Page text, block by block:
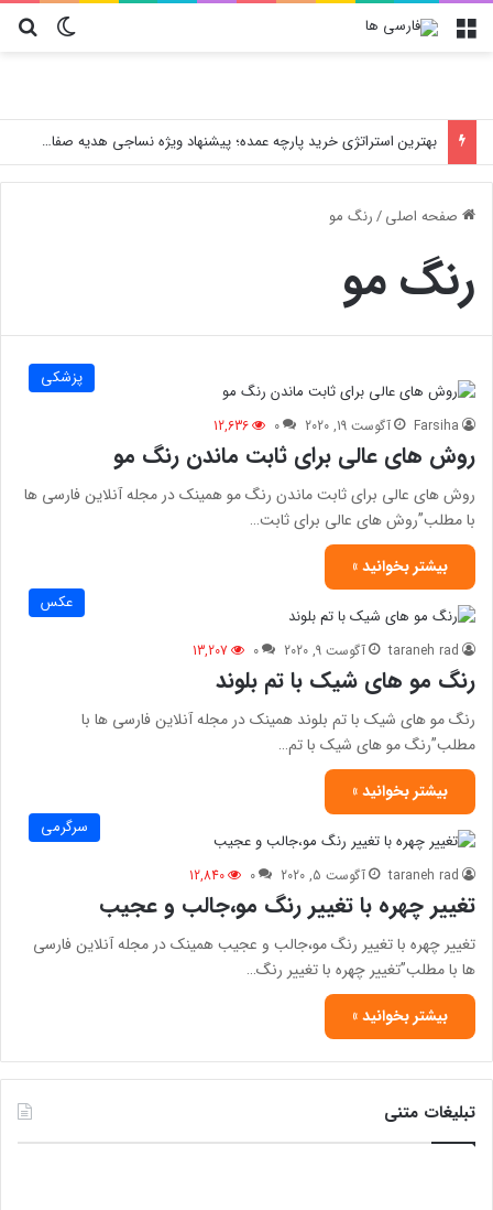
تغییر منو
بهترین استراتژی خرید پارچه عمده؛ پیشنهاد ویژه نساجی هدیه صفاهان برای تولید کنندگان لباس و پوشاک در ایران
صفحه اصلی/رنگ مو
رنگ مو
پزشکی
Farsiha آگوست 19, 2020 0
12,636
روش های عالی برای ثابت ماندن رنگ مو
روش های عالی برای ثابت ماندن رنگ مو همینک در مجله آنلاین فارسی ها
با مطلب”روش های عالی برای ثابت…
بیشتر بخوانید »
عکس
taraneh rad آگوست 9, 2020 0
13,207
رنگ مو های شیک با تم بلوند
رنگ مو های شیک با تم بلوند همینک در مجله آنلاین فارسی ها با
مطلب”رنگ مو های شیک با تم…
بیشتر بخوانید »
سرگرمی
taraneh rad آگوست 5, 2020 0
12,840
تغییر چهره با تغییر رنگ مو،جالب و عجیب
تغییر چهره با تغییر رنگ مو،جالب و عجیب همینک در مجله آنلاین فارسی
ها با مطلب”تغییر چهره با تغییر رنگ…
بیشتر بخوانید »
تبلیغات متنی